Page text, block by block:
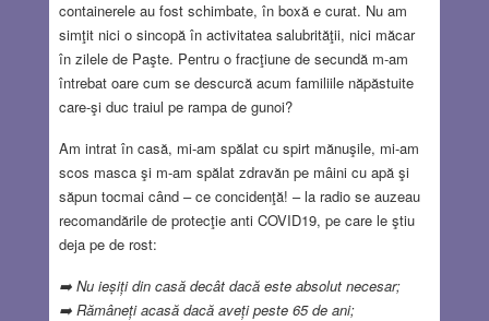
containerele au fost schimbate, în boxă e curat. Nu am
simţit nici o sincopă în activitatea salubrităţii, nici măcar
în zilele de Paşte. Pentru o fracţiune de secundă m-am
întrebat oare cum se descurcă acum familiile năpăstuite
care-şi duc traiul pe rampa de gunoi?
Am intrat în casă, mi-am spălat cu spirt mănuşile, mi-am
scos masca şi m-am spălat zdravăn pe mâini cu apă şi
săpun tocmai când – ce concidenţă! – la radio se auzeau
recomandările de protecţie anti COVID19, pe care le ştiu
deja pe de rost:
➡Nu ieșiți din casă decât dacă este absolut necesar;
➡Rămâneți acasă dacă aveți peste 65 de ani;